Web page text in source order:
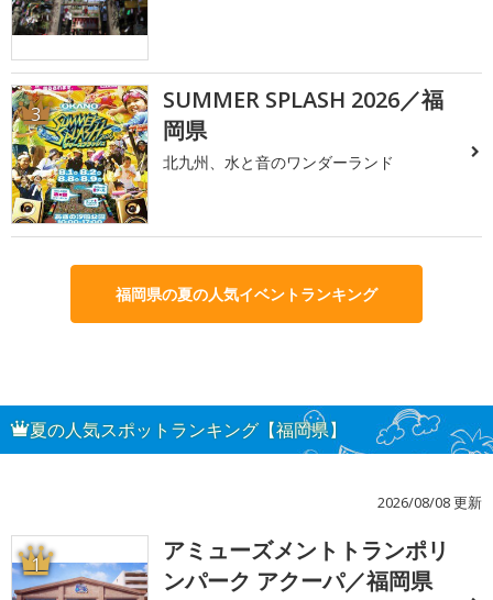
3
SUMMER SPLASH 2026／福
岡県
北九州、水と音のワンダーランド
福岡県の夏の人気イベントランキング
夏の人気スポットランキング【福岡県】
2026/08/08 更新
1
アミューズメントトランポリ
ンパーク アクーパ／福岡県